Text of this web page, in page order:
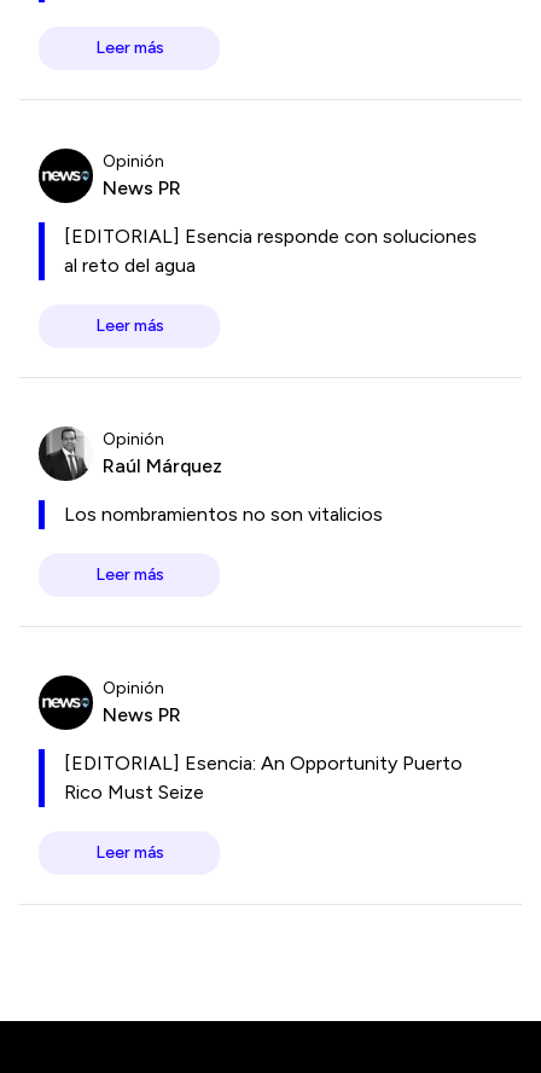
Leer más
Opinión
News PR
[EDITORIAL] Esencia responde con soluciones
al reto del agua
Leer más
Opinión
Raúl Márquez
Los nombramientos no son vitalicios
Leer más
Opinión
News PR
[EDITORIAL] Esencia: An Opportunity Puerto
Rico Must Seize
Leer más